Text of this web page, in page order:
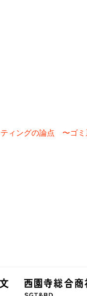
ィングの論点 〜ゴ